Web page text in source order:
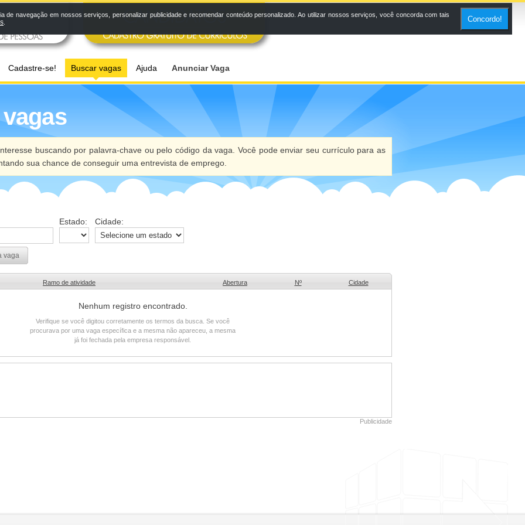
Cadastre-se! Buscar vagas Ajuda Anunciar Vaga
buscando por palavra-chave ou pelo código da vaga. Você pode enviar seu currículo para as
sua chance de conseguir uma entrevista de emprego.
Estado: Cidade:
vaga
Ramo de atividade Abertura Nº Cidade
Nenhum registro encontrado.
Verifique se você digitou corretamente os termos da busca. Se você
procurava por uma vaga específica e a mesma não apareceu, a mesma
já foi fechada pela empresa responsável.
Publicidade
navegação em nossos serviços, personalizar publicidade e recomendar conteúdo personalizado. Ao utilizar nossos serviços, você concorda com tais
Concordo!